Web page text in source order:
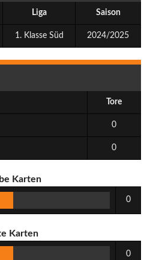
Liga Saison
1. Klasse Süd 2024/2025
Tore
0
0
Karten
0
Karten
0